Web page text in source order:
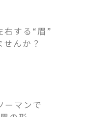
右する“眉”
んか？
ーマンで